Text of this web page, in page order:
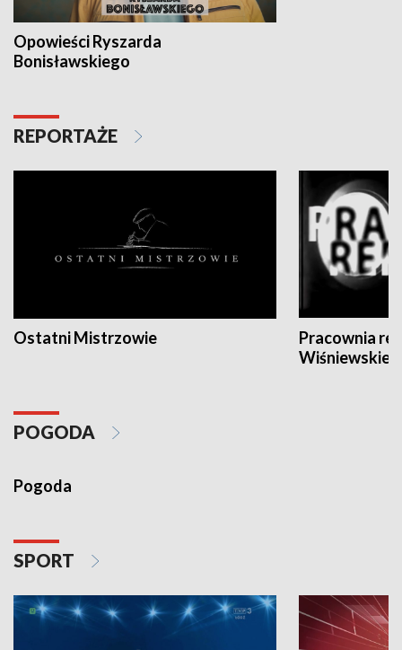
Opowieści Ryszarda
Bonisławskiego
REPORTAŻE
Ostatni Mistrzowie
Pracownia
POGODA
Pogoda
SPORT